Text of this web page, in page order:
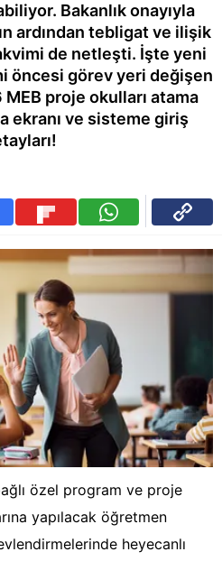
Bakanlık onayıyla
ardından tebligat ve ilişik
de netleşti. İşte yeni
öncesi görev yeri değişen
proje okulları atama
ekranı ve sisteme giriş
özel program ve proje
yapılacak öğretmen
heyecanlı